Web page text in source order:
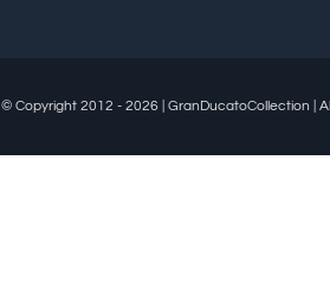
© Copyright 2012 - 2026 | GranDucatoCollection |